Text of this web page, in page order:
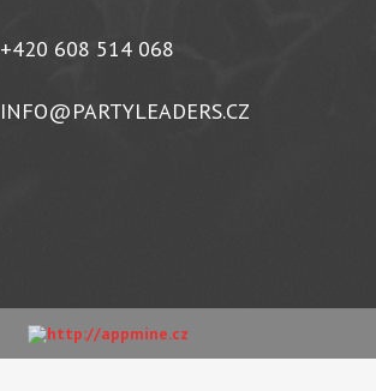
+420 608 514 068
INFO@PARTYLEADERS.CZ